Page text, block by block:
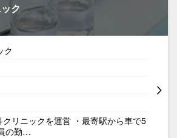
ク
ク
クリニックを運営 ・最寄駅から車で5
の勤…